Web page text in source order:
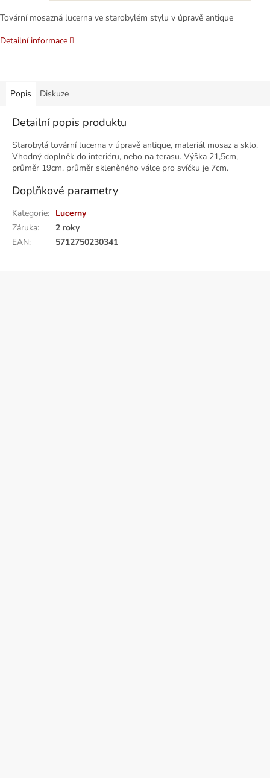
Tovární mosazná lucerna ve starobylém stylu v úpravě antique
Detailní informace
Popis Diskuze
Detailní popis produktu
Starobylá tovární lucerna v úpravě antique, materiál mosaz a sklo.
Vhodný doplněk do interiéru, nebo na terasu. Výška 21,5cm,
průměr 19cm, průměr skleněného válce pro svíčku je 7cm.
Doplňkové parametry
Kategorie: Lucerny
Záruka:
2 roky
EAN: 5712750230341
Z